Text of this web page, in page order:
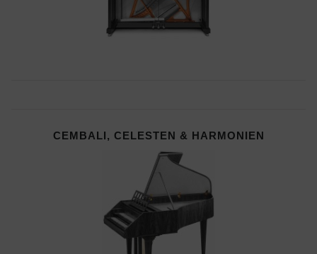
CEMBALI, CELESTEN & HARMONIEN